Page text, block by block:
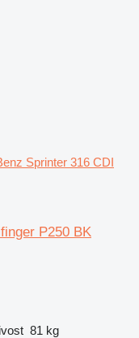
Sprinter 316 CDI
P250 BK
81 kg